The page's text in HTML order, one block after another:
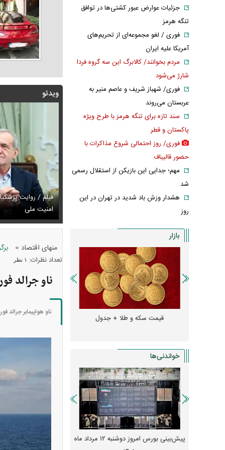
ویدئو
پزشکیان از روز حمله به بیت رهبری
فیلم / روایت
امنیت ملی
/ پیام دردناک ایرج طهماسب واکنش برانگیز شد عکس /
منهای اقتصاد »
تعداد نظرات: ۱ نظر
ناو جرالد
ناو هواپیمابر جرالد
جزئیات عوارض عبور کشتی‌ها در توافق
تنگه هرمز
فوری / لغو مجموعه‌ای از تحریم‌های
آمریکا علیه ایران
مردم بخوانند/ کالابرگ این سه گروه فردا
شارژ می‌شود
فوری/ شهباز شریف و عاصم منیر به
عربستان می‌روند
سند تازه برای تنگه هرمز با طرح ویژه
پاکستان و قطر
فوری/ روز احتمالی شروع مذاکرات با
حضور قالیباف
مهم؛ جدایی این بازیکن از استقلال رسمی
شد
هشدار وزش باد شدید در تهران در این
روز
بازار
قیمت سکه و طلا + جدول قیمت دلار، یورو و
خواندنی‌ها
پیش‌بینی بورس امروز دوشنبه ۱۲ مرداد ماه
زنگ خطر انباشت نیاز